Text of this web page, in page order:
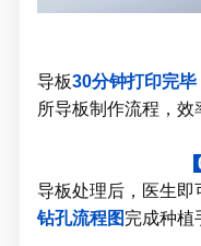
导板30分钟打印完毕
所导板制作流程，效
导板处理后，医生即
钻孔流程图完成种植